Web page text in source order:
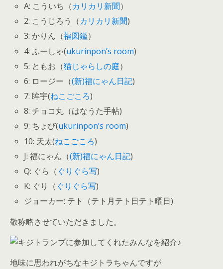
A: こういち（カリカリ新聞）
2: こうじろう（カリカリ新聞)
3: かりん（福図鑑）
4: ふーしゃ(ukurinpon’s room)
5: ともお（猫じゃらしの庭）
6: ロージー（(新)福にゃん日記)
7: 眸宇(ねこごころ)
8: チョコ丸（はなうた手帖)
9: ちょび(ukurinpon’s room)
10: 天太(ねこごころ)
J: 福にゃん（(新)福にゃん日記)
Q: ぐら（ ぐりぐら写)
K: ぐり（ ぐりぐら写)
ジョーカー: テト（テト月テト日テト曜日)
敬称略させていただきました。
地味に思われがちなキジトラちゃんですが